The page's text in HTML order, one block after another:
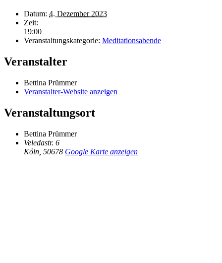
Datum: 4. Dezember 2023
Zeit:
19:00
Veranstaltungskategorie: Meditationsabende
Veranstalter
Bettina Prümmer
Veranstalter-Website anzeigen
Veranstaltungsort
Bettina Prümmer
Veledastr. 6
Köln 50678 Google Karte anzeigen